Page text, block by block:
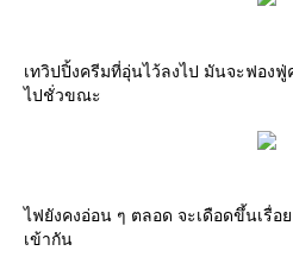
เทวิปปิ้งครีมที่อุ่นไว้ลงไป มันจะฟองฟู่
ไปชั่วขณะ
ไฟยังคงอ่อน ๆ ตลอด จะเดือดขึ้นเรื่อ
เข้ากัน